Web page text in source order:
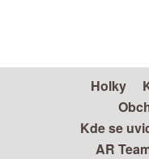
Holky
Kde se
AR